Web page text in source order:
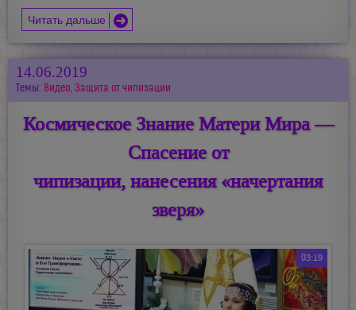
Читать дальше
14.06.2019
Темы: Видео, Защита от чипизации
Космическое Знание Матери Мира —
Спасение от
чипизации, нанесения «начертания
зверя»
03:19